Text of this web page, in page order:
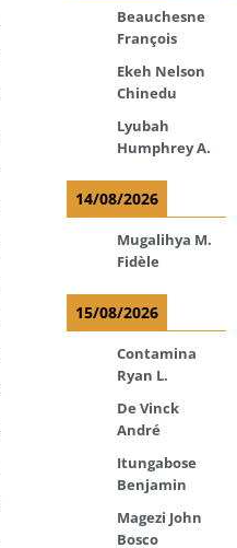
Beauchesne
François
Ekeh Nelson
Chinedu
Lyubah
Humphrey A.
14/08/2026
Mugalihya M.
Fidèle
15/08/2026
Contamina
Ryan L.
De Vinck
André
Itungabose
Benjamin
Magezi John
Bosco